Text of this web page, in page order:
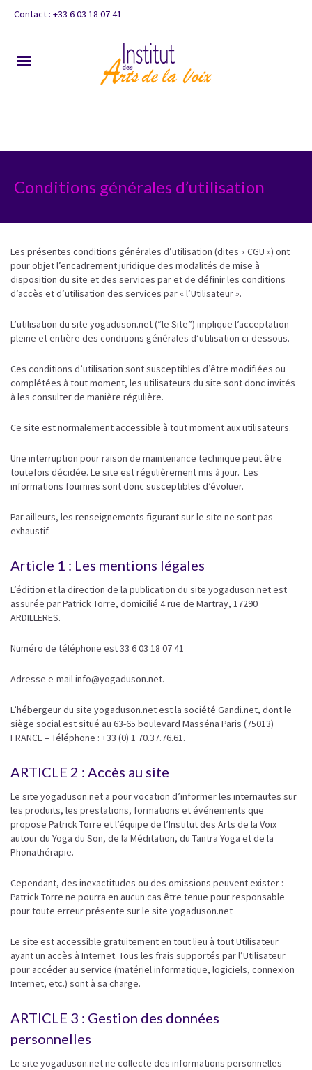
Contact : +33 6 03 18 07 41
Conditions générales d’utilisation
Les présentes conditions générales d’utilisation (dites « CGU ») ont
pour objet l’encadrement juridique des modalités de mise à
disposition du site et des services par et de définir les conditions
d’accès et d’utilisation des services par « l’Utilisateur ».
L’utilisation du site yogaduson.net (“le Site”) implique l’acceptation
pleine et entière des conditions générales d’utilisation ci-dessous.
Ces conditions d’utilisation sont susceptibles d’être modifiées ou
complétées à tout moment, les utilisateurs du site sont donc invités
à les consulter de manière régulière.
Ce site est normalement accessible à tout moment aux utilisateurs.
Une interruption pour raison de maintenance technique peut être
toutefois décidée. Le site est régulièrement mis à jour. Les
informations fournies sont donc susceptibles d’évoluer.
Par ailleurs, les renseignements figurant sur le site ne sont pas
exhaustif.
Article 1 : Les mentions légales
L’édition et la direction de la publication du site yogaduson.net est
assurée par Patrick Torre, domicilié 4 rue de Martray, 17290
ARDILLERES.
Numéro de téléphone est 33 6 03 18 07 41
Adresse e-mail info@yogaduson.net.
L’hébergeur du site yogaduson.net est la société Gandi.net, dont le
siège social est situé au 63-65 boulevard Masséna Paris (75013)
FRANCE – Téléphone : +33 (0) 1 70.37.76.61.
ARTICLE 2 : Accès au site
Le site yogaduson.net a pour vocation d’informer les internautes sur
les produits, les prestations, formations et événements que
propose Patrick Torre et l’équipe de l’Institut des Arts de la Voix
autour du Yoga du Son, de la Méditation, du Tantra Yoga et de la
Phonathérapie.
Cependant, des inexactitudes ou des omissions peuvent exister :
Patrick Torre ne pourra en aucun cas être tenue pour responsable
pour toute erreur présente sur le site yogaduson.net
Le site est accessible gratuitement en tout lieu à tout Utilisateur
ayant un accès à Internet. Tous les frais supportés par l’Utilisateur
pour accéder au service (matériel informatique, logiciels, connexion
Internet, etc.) sont à sa charge.
ARTICLE 3 : Gestion des données
personnelles
Le site yogaduson.net ne collecte des informations personnelles